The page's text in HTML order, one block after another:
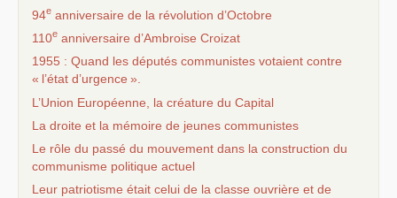
94e anniversaire de la révolution d’Octobre
110e anniversaire d’Ambroise Croizat
1955 : Quand les députés communistes votaient contre
« l’état d’urgence ».
L’Union Européenne, la créature du Capital
La droite et la mémoire de jeunes communistes
Le rôle du passé du mouvement dans la construction du
communisme politique actuel
Leur patriotisme était celui de la classe ouvrière et de